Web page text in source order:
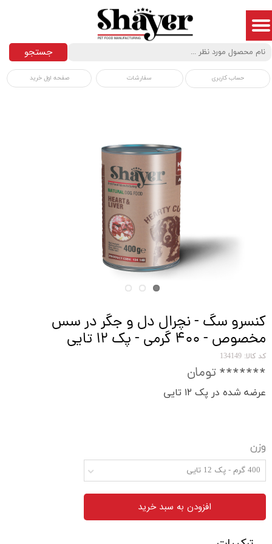
حساب کاربری سفارشات صفحه اول خرید
جستجو
کنسرو سگ - نچرال دل و جگر در سس
مخصوص - ۴۰۰ گرمی - پک ۱۲ تایی
کد کالا: 134149
******* تومان
عرضه شده در پک ۱۲ تایی
وزن
400 گرم - پک 12 تایی
افزودن به سبد خرید